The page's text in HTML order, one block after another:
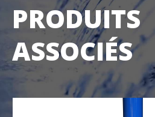
PRODUITS
ASSOCIÉS